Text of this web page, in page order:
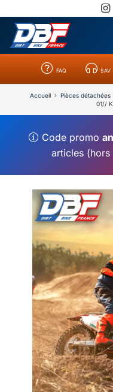
FAQ SAV
Accueil Pièces détachées
01//
Code promo
articles
Catégories